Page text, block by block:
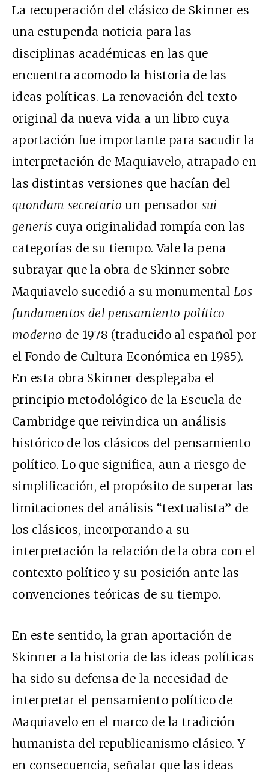
La recuperación del clásico de Skinner es
una estupenda noticia para las
disciplinas académicas en las que
encuentra acomodo la historia de las
ideas políticas. La renovación del texto
original da nueva vida a un libro cuya
aportación fue importante para sacudir la
interpretación de Maquiavelo, atrapado en
las distintas versiones que hacían del
quondam secretario un pensador sui
generis cuya originalidad rompía con las
categorías de su tiempo. Vale la pena
subrayar que la obra de Skinner sobre
Maquiavelo sucedió a su monumental Los
fundamentos del pensamiento político
moderno de 1978 (traducido al español por
el Fondo de Cultura Económica en 1985).
En esta obra Skinner desplegaba el
principio metodológico de la Escuela de
Cambridge que reivindica un análisis
histórico de los clásicos del pensamiento
político. Lo que significa, aun a riesgo de
simplificación, el propósito de superar las
limitaciones del análisis “textualista” de
los clásicos, incorporando a su
interpretación la relación de la obra con el
contexto político y su posición ante las
convenciones teóricas de su tiempo.
En este sentido, la gran aportación de
Skinner a la historia de las ideas políticas
ha sido su defensa de la necesidad de
interpretar el pensamiento político de
Maquiavelo en el marco de la tradición
humanista del republicanismo clásico. Y
en consecuencia, señalar que las ideas